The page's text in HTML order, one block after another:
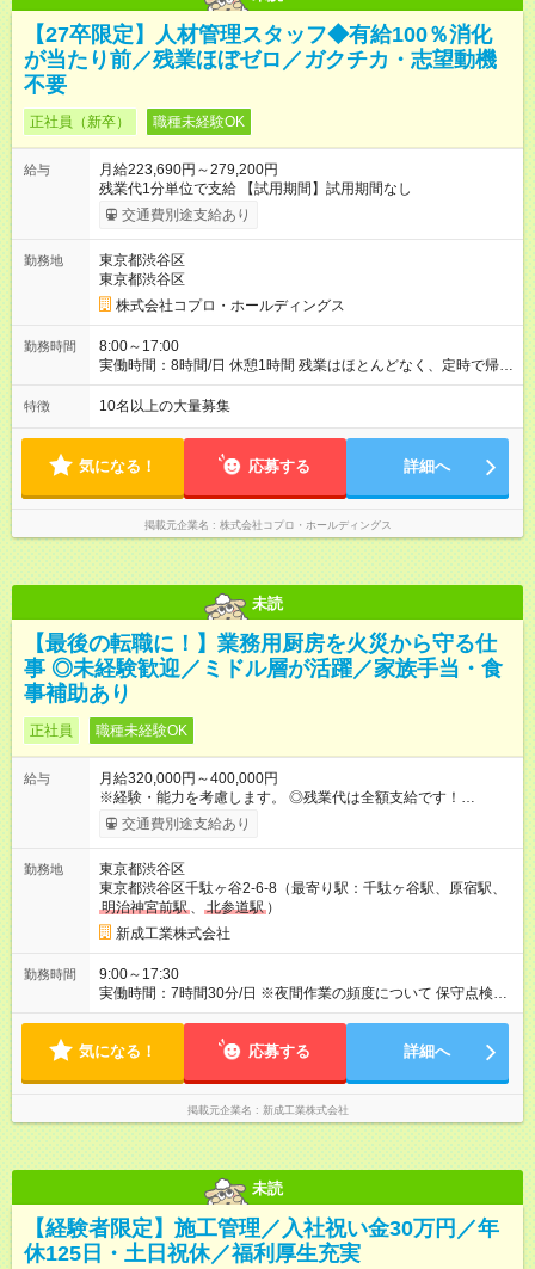
【27卒限定】人材管理スタッフ◆有給100％消化
が当たり前／残業ほぼゼロ／ガクチカ・志望動機
不要
正社員（新卒） 職種未経験OK
給与
月給223,690円～279,200円
残業代1分単位で支給 【試用期間】試用期間なし
交通費別途支給あり
勤務地
東京都渋谷区
東京都渋谷区
株式会社コプロ・ホールディングス
勤務時間
8:00～17:00
実働時間：8時間/日 休憩1時間 残業はほとんどなく、定時で帰れ
る日が多い働き方です。 毎日の業務は進捗管理や事務が中心な
ので、 「今日やるべき仕事」が終われば、自然と区切りをつけ
方を大切にしています。
特徴 10名以上の大量募集
気になる！ 応募する 詳細へ
掲載元企業名 株式会社コプロ・ホールディングス
未読
【最後の転職に！】業務用厨房を火災から守る仕
事 ◎未経験歓迎／ミドル層が活躍／家族手当・食
事補助あり
正社員 職種未経験OK
給与
月給320,000円～400,000円
※経験・能力を考慮します。 ◎残業代は全額支給です！
─────────── 22時以降の夜間作業が発生した際は「残業」
の扱いになるため、深夜割増額で残業代をお支払いします。夜
用期間あり 試用期間の長さ：3ヶ月 雇用形態、給与は本採用時
と同じです。 ※昼食費補助「チケットレストラン」のみ、試用
期間終了後の適用となります
交通費別途支給あり
勤務地
東京都渋谷区
東京都渋谷区千駄ヶ谷2-6-8（最寄り駅：千駄ヶ谷駅、原宿駅、
明治神宮前駅 、 北参道駅 ）
新成工業株式会社
勤務時間
9:00～17:30
実働時間：7時間30分/日 ※夜間作業の頻度について 保守点検作
業は店舗の閉店後に行なうため、週2～3回は夜間作業が発生し
気になる！ 応募する 詳細へ
掲載元企業名 新成工業株式会社
未読
【経験者限定】施工管理／入社祝い金30万円／年
休125日・土日祝休／福利厚生充実